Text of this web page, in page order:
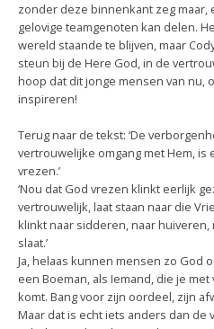
zonder deze binnenkant zeg maar,
gelovige teamgenoten kan delen.
wereld staande te blijven, maar
steun bij de Here God, in de
hoop dat dit jonge mensen van nu,
inspireren!
Terug naar de tekst: ‘De
vertrouwelijke omgang met Hem, is
vrezen.’
‘Nou dat God vrezen klinkt eerlijk
vertrouwelijk, laat staan naar die
klinkt naar sidderen, naar huiveren,
slaat.’
Ja, helaas kunnen mensen zo God
een Boeman, als Iemand, die je
komt. Bang voor zijn oordeel, zijn
Maar dat is echt iets anders dan de